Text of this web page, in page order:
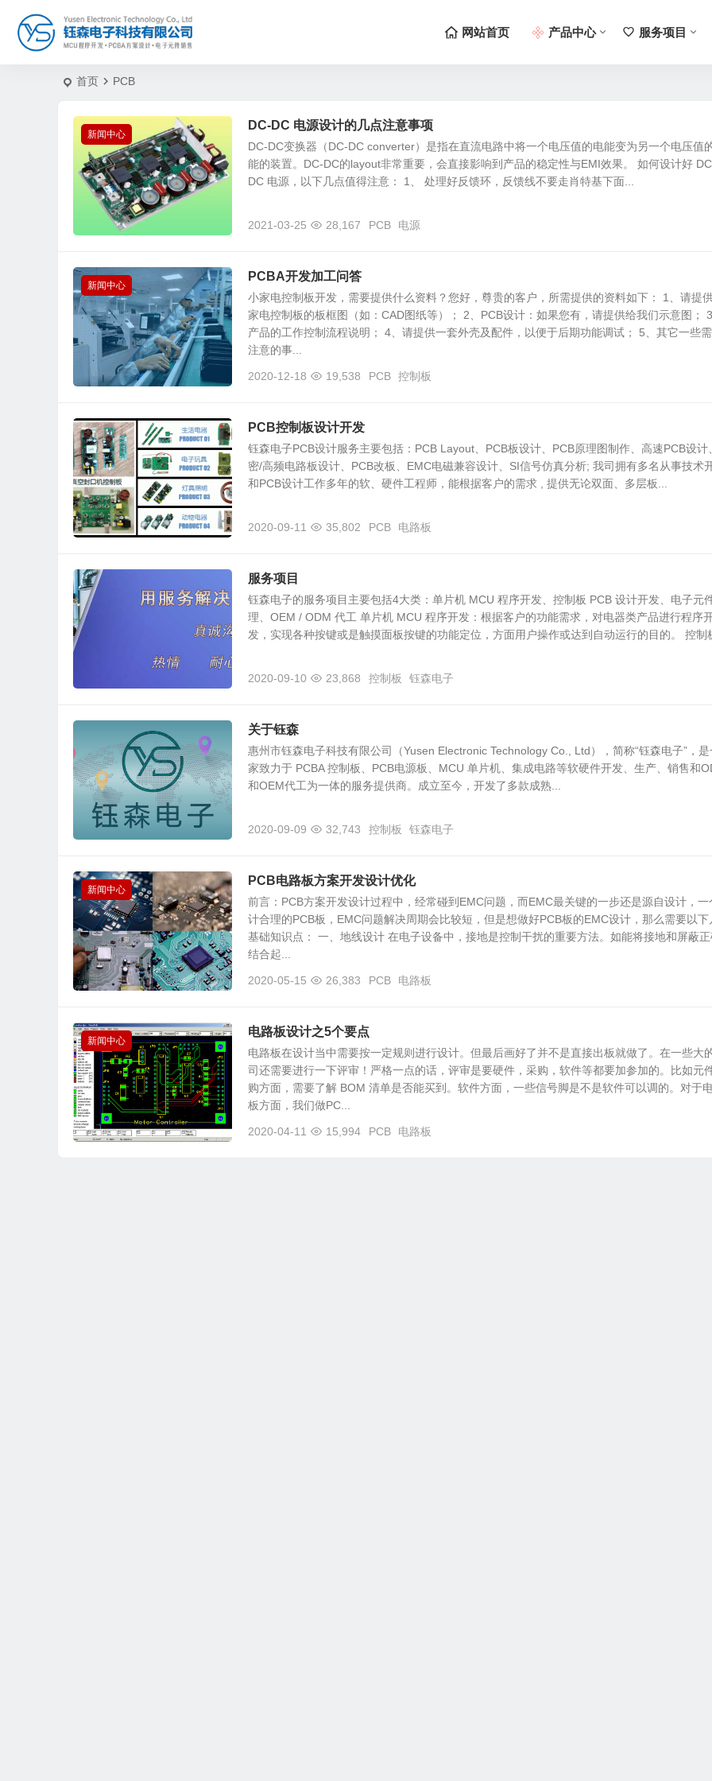
网站首页 产品中心 服务项目
首页 PCB
新闻中心
DC-DC 电源设计的几点注意事项
DC-DC变换器（DC-DC converter）是指在直流电路中将一个电压值的电能变为另一个电压值
能的装置。DC-DC的layout非常重要，会直接影响到产品的稳定性与EMI效果。 如何设计好
DC 电源，以下几点值得注意： 1、 处理好反馈环，反馈线不要走肖特基下面...
2021-03-25 28,167 PCB 电源
新闻中心
PCBA开发加工问答
小家电控制板开发，需要提供什么资料？您好，尊贵的客户，所需提供的资料如下： 1、请提
家电控制板的板框图（如：CAD图纸等）； 2、PCB设计：如果您有，请提供给我们示意图； 3
产品的工作控制流程说明； 4、请提供一套外壳及配件，以便于后期功能调试； 5、其它一些
注意的事...
2020-12-18 19,538 PCB 控制板
PCB控制板设计开发
钰森电子PCB设计服务主要包括：PCB Layout、PCB板设计、PCB原理图制作、高速PCB设计
密/高频电路板设计、PCB改板、EMC电磁兼容设计、SI信号仿真分析; 我司拥有多名从事技术
和PCB设计工作多年的软、硬件工程师，能根据客户的需求 , 提供无论双面、多层板...
2020-09-11 35,802 PCB 电路板
服务项目
钰森电子的服务项目主要包括4大类：单片机 MCU 程序开发、控制板 PCB 设计开发、电子元
理、OEM / ODM 代工 单片机 MCU 程序开发：根据客户的功能需求，对电器类产品进行程序
发，实现各种按键或是触摸面板按键的功能定位，方面用户操作或达到自动运行的目的。 控制
2020-09-10 23,868 控制板 钰森电子
关于钰森
惠州市钰森电子科技有限公司（Yusen Electronic Technology Co., Ltd），简称“钰森电子”，是
家致力于 PCBA 控制板、PCB电源板、MCU 单片机、集成电路等软硬件开发、生产、销售和
和OEM代工为一体的服务提供商。成立至今，开发了多款成熟...
2020-09-09 32,743 控制板 钰森电子
新闻中心
PCB电路板方案开发设计优化
前言：PCB方案开发设计过程中，经常碰到EMC问题，而EMC最关键的一步还是源自设计，一
计合理的PCB板，EMC问题解决周期会比较短，但是想做好PCB板的EMC设计，那么需要以下
基础知识点： 一、地线设计 在电子设备中，接地是控制干扰的重要方法。如能将接地和屏蔽正
结合起...
2020-05-15 26,383 PCB 电路板
新闻中心
电路板设计之5个要点
电路板在设计当中需要按一定规则进行设计。但最后画好了并不是直接出板就做了。在一些大
司还需要进行一下评审！严格一点的话，评审是要硬件，采购，软件等都要加参加的。比如元
购方面，需要了解 BOM 清单是否能买到。软件方面，一些信号脚是不是软件可以调的。对于
板方面，我们做PC...
2020-04-11 15,994 PCB 电路板